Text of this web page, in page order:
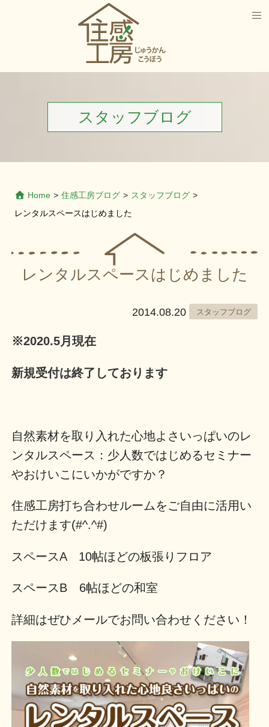
スタッフブログ
Home > 住感工房ブログ > スタッフブログ >
レンタルスペースはじめました
レンタルスペースはじめました
2014.08.20 スタッフブログ
※2020.5月現在
新規受付は終了しております
自然素材を取り入れた心地よさいっぱいのレ
ンタルスペース：少人数ではじめるセミナー
やおけいこにいかがですか？
住感工房打ち合わせルームをご自由に活用い
ただけます(#^.^#)
スペースA 10帖ほどの板張りフロア
スペースB 6帖ほどの和室
詳細はぜひメールでお問い合わせください！